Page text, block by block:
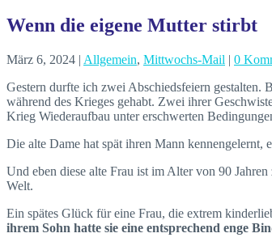
Wenn die eigene Mutter stirbt
März 6, 2024 | Allgemein, Mittwochs-Mail | 0
Gestern durfte ich zwei Abschiedsfeiern gestalten.
während des Krieges gehabt. Zwei ihrer
Krieg Wiederaufbau unter erschwerten
Die alte Dame hat spät ihren Mann kennengelernt,
Und eben diese alte Frau ist im Alter von 90
Welt.
Ein spätes Glück für eine Frau, die extrem
ihrem Sohn hatte sie eine entsprechend enge